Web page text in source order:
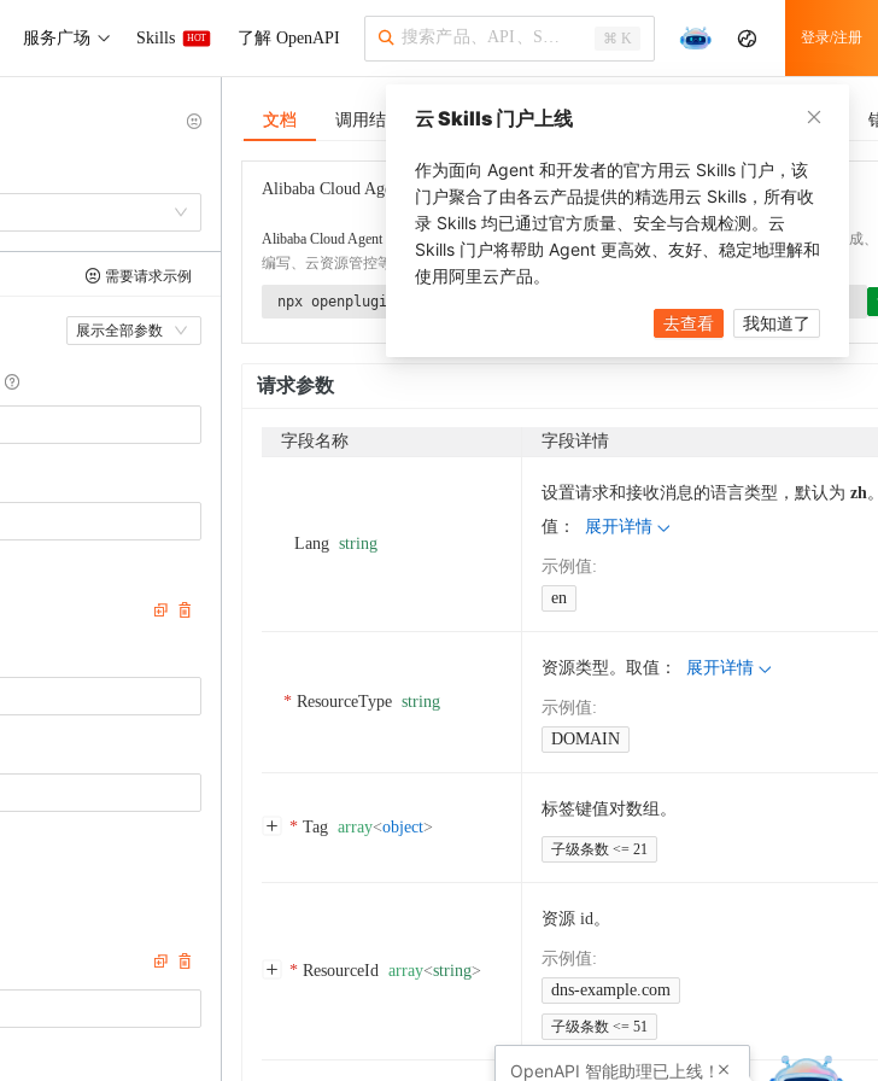
服务广场 Skills HOT 了解 OpenAPI ⌘ K 登录/注册
需要请求示例
展示全部参数
文档 调用结果 SDK 示例 CLI 示例 调用历史
Alibaba Cloud Agent Toolkit 了解更多
Alibaba Cloud Agent Toolkit
提供 Agent 插件、技能、MCP 配置和验证工具，涵盖 SDK 代码生成、
编写、云资源管控等能力。通过 alibabacloud-agent-toolkit-install 技能可快速完成本地配置。
npx openplugin aliyun/alibabacloud-agent-toolkit
请求参数
字段名称 字段详情
Lang string
设置请求和接收消息的语言类型，默认为 zh
值：
展开详情
示例值:
en
ResourceType string
资源类型。取值： 展开详情
示例值:
DOMAIN
Tag array<object>
标签键值对数组。
子级条数 <= 21
ResourceId array<string>
资源 id。
示例值:
dns-example.com
子级条数 <= 51
云 Skills 门户上线
作为面向 Agent 和开发者的官方用云 Skills 门户，该
门户聚合了由各云产品提供的精选用云 Skills，所有收
录 Skills 均已通过官方质量、安全与合规检测。云
Skills 门户将帮助 Agent 更高效、友好、稳定地理解和
使用阿里云产品。
去查看 我知道了
OpenAPI 智能助理已上线！